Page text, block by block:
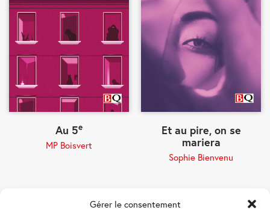
Gérer le consentement
Au 5e
MP Boisvert
Et au pire, on se
mariera
Sophie Bienvenu